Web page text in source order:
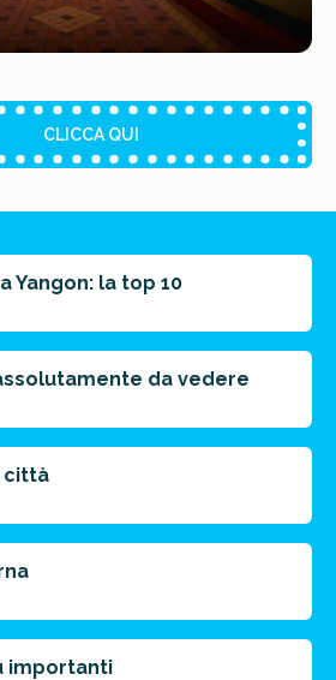
CLICCA QUI
Medio Punti chiave
di viaggio.
Yangon: la top 10
da vedere
città
importanti